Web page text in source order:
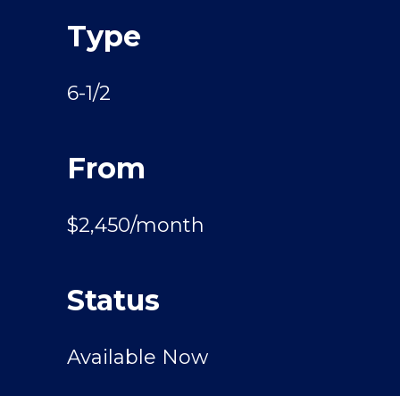
Type
6-1/2
From
$2,450/month
Status
Available Now